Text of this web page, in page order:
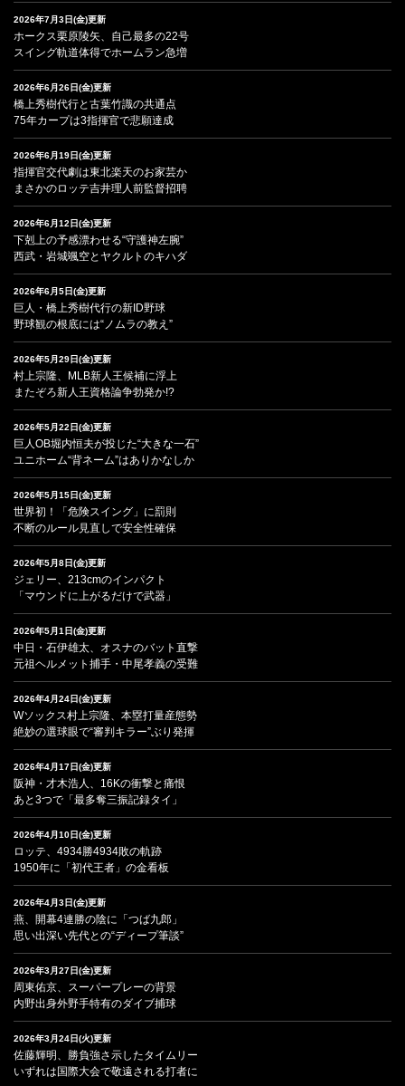
2026年7月3日(金)更新
ホークス栗原陵矢、自己最多の22号
スイング軌道体得でホームラン急増
2026年6月26日(金)更新
橋上秀樹代行と古葉竹識の共通点
75年カープは3指揮官で悲願達成
2026年6月19日(金)更新
指揮官交代劇は東北楽天のお家芸か
まさかのロッテ吉井理人前監督招聘
2026年6月12日(金)更新
下剋上の予感漂わせる“守護神左腕”
西武・岩城颯空とヤクルトのキハダ
2026年6月5日(金)更新
巨人・橋上秀樹代行の新ID野球
野球観の根底には“ノムラの教え”
2026年5月29日(金)更新
村上宗隆、MLB新人王候補に浮上
またぞろ新人王資格論争勃発か!?
2026年5月22日(金)更新
巨人OB堀内恒夫が投じた“大きな一石”
ユニホーム“背ネーム”はありかなしか
2026年5月15日(金)更新
世界初！「危険スイング」に罰則
不断のルール見直しで安全性確保
2026年5月8日(金)更新
ジェリー、213cmのインパクト
「マウンドに上がるだけで武器」
2026年5月1日(金)更新
中日・石伊雄太、オスナのバット直撃
元祖ヘルメット捕手・中尾孝義の受難
2026年4月24日(金)更新
Wソックス村上宗隆、本塁打量産態勢
絶妙の選球眼で“審判キラー”ぶり発揮
2026年4月17日(金)更新
阪神・才木浩人、16Kの衝撃と痛恨
あと3つで「最多奪三振記録タイ」
2026年4月10日(金)更新
ロッテ、4934勝4934敗の軌跡
1950年に「初代王者」の金看板
2026年4月3日(金)更新
燕、開幕4連勝の陰に「つば九郎」
思い出深い先代との“ディープ筆談”
2026年3月27日(金)更新
周東佑京、スーパープレーの背景
内野出身外野手特有のダイブ捕球
2026年3月24日(火)更新
佐藤輝明、勝負強さ示したタイムリー
いずれは国際大会で敬遠される打者に